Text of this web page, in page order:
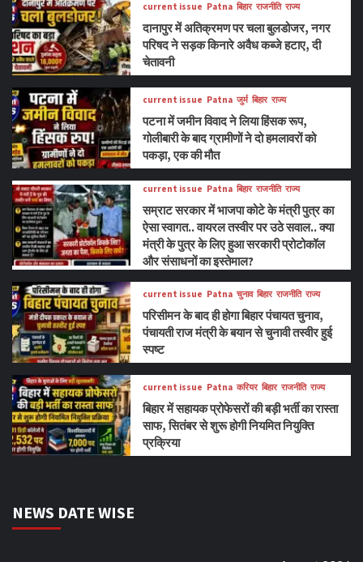
current issue Patna बिहार राजनीति राज्य
दानापुर में अतिक्रमण पर चला बुलडोजर, नगर
परिषद ने सड़क किनारे अवैध कब्जे हटाए, दी
चेतावनी
current issue Patna जुर्म बिहार राज्य
पटना में जमीन विवाद ने लिया हिंसक रूप,
गोलीबारी के बाद ग्रामीणों ने दो हमलावरों को
पकड़ा, एक की मौत
current issue Patna बिहार राजनीति राज्य
सम्राट सरकार में भाजपा कोटे के मंत्री पुत्र का
ऐसा स्वागत.. वायरल तस्वीर पर उठे सवाल.. क्या
मंत्री के पुत्र के लिए हुआ सरकारी प्रोटोकॉल
और संसाधनों का इस्तेमाल?
current issue Patna चुनाव बिहार राजनीति राज्य
परिसीमन के बाद ही होगा बिहार पंचायत चुनाव,
पंचायती राज मंत्री के बयान से चुनावी तस्वीर हुई
स्पष्ट
current issue Patna करियर बिहार राजनीति राज्य
बिहार में सहायक प्रोफेसरों की बड़ी भर्ती का रास्ता
साफ, सितंबर से शुरू होगी नियमित नियुक्ति
प्रक्रिया
NEWS DATE WISE